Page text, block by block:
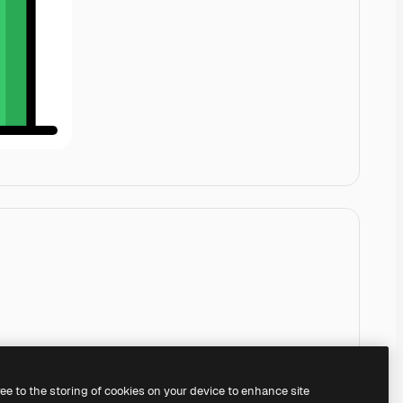
to the storing of cookies on your device to enhance site